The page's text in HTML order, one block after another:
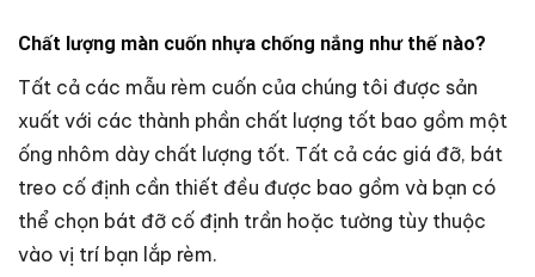
Chất lượng màn cuốn nhựa chống nắng như thế nào?
Tất cả các mẫu rèm cuốn của chúng tôi được sản
xuất với các thành phần chất lượng tốt bao gồm một
ống nhôm dày chất lượng tốt. Tất cả các giá đỡ, bát
treo cố định cần thiết đều được bao gồm và bạn có
thể chọn bát đỡ cố định trần hoặc tường tùy thuộc
vào vị trí bạn lắp rèm.